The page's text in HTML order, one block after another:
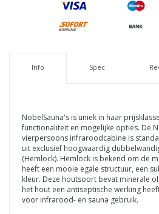
Info Spec
NobelSauna's is uniek in haar
functionaliteit en mogelijke opties. De
vierpersoons infraroodcabine is
uit exclusief hoogwaardig
(Hemlock). Hemlock is bekend om de
heeft een mooie egale structuur, een
kleur. Deze houtsoort bevat minerale
het hout een antiseptische werking
voor infrarood- en sauna gebruik.